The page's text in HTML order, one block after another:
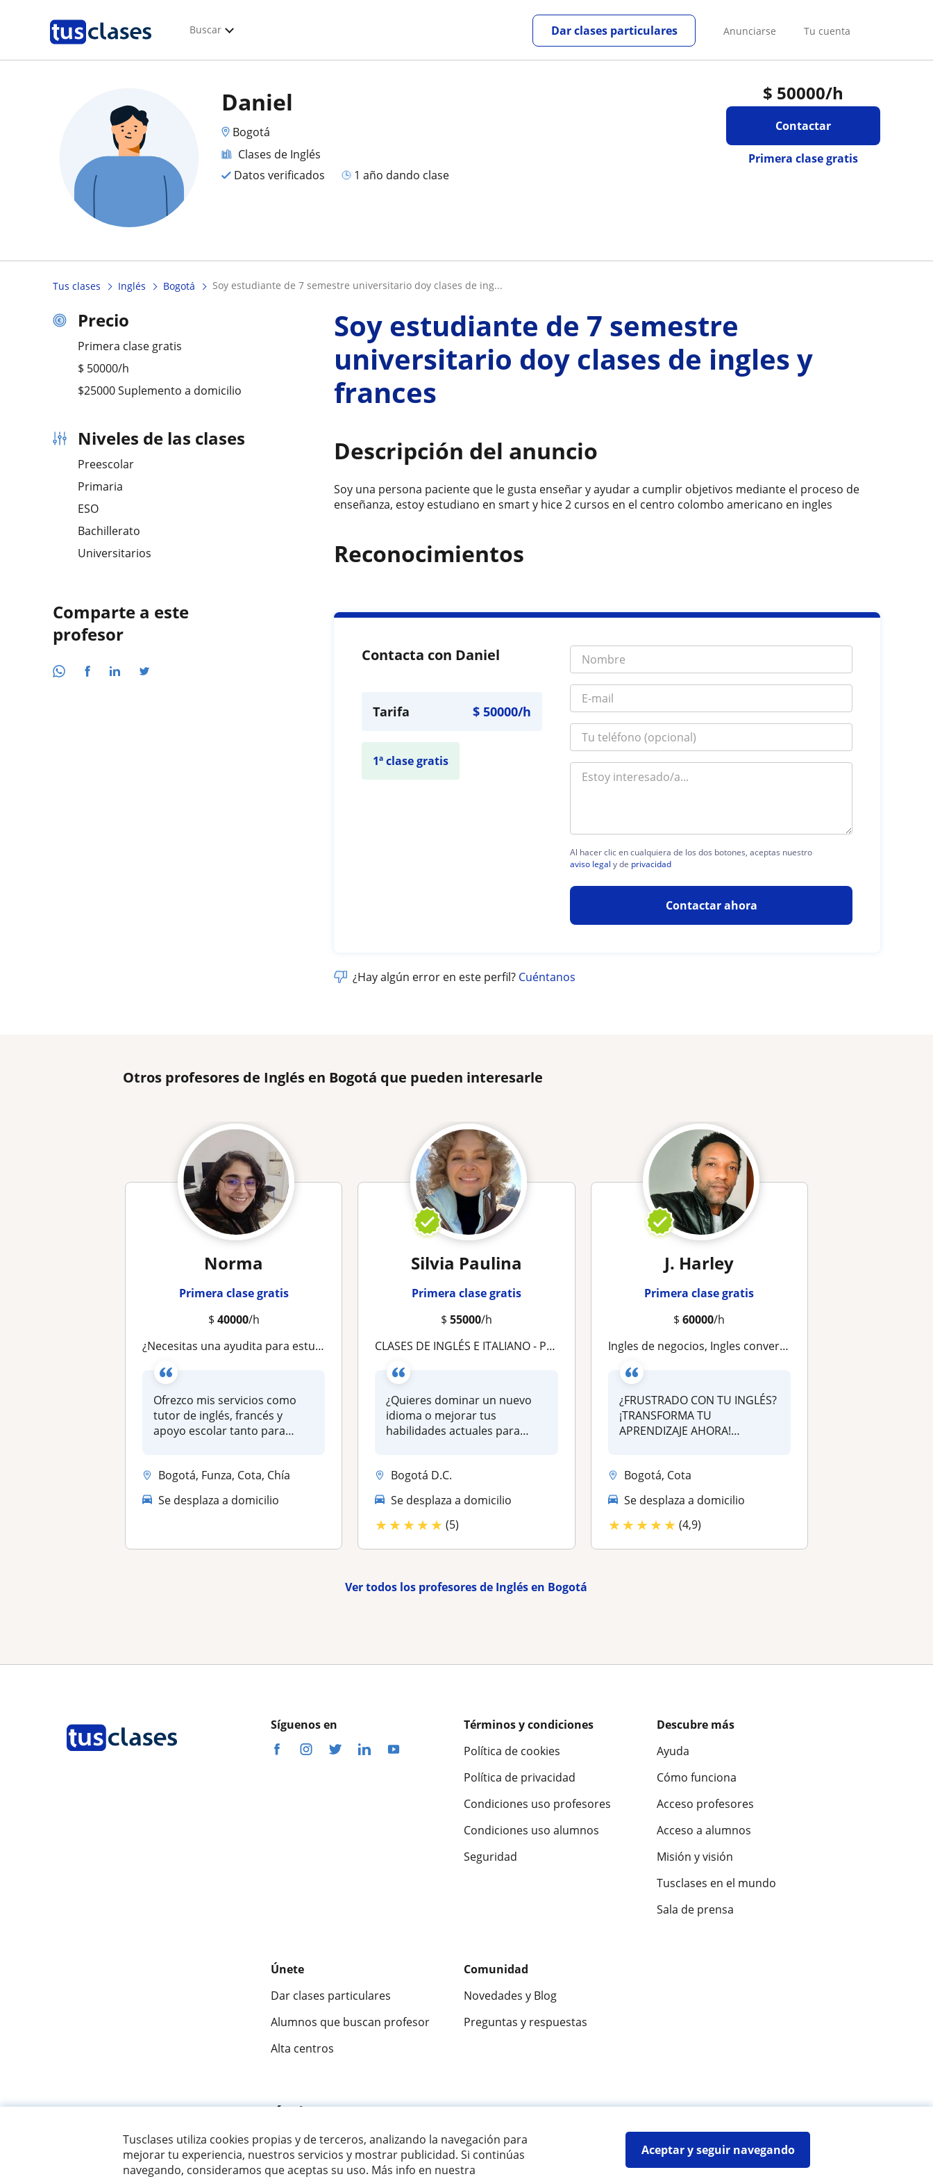
Tusclases utiliza cookies propias y de terceros, analizando la navegación para
mejorar tu experiencia, nuestros servicios y mostrar publicidad. Si continúas
navegando, consideramos que aceptas su uso. Más info en nuestra
Aceptar y seguir navegando
Buscar Anunciarse Tu cuenta
Dar clases particulares
$ 50000/h
Contactar
Primera clase gratis
Daniel
Bogotá
Clases de Inglés
Datos verificados
1 año dando clase
Tus clases Inglés Bogotá soy estudiante de 7 semestre universitario doy clases de ing...
Precio
Primera clase gratis
$ 50000/h
$25000 Suplemento a domicilio
Niveles de las clases
Preescolar
Primaria
ESO
Bachillerato
Universitarios
Comparte a este
profesor
Soy estudiante de 7 semestre
universitario doy clases de ingles y
frances
Descripción del anuncio
Soy una persona paciente que le gusta enseñar y ayudar a cumplir objetivos mediante el proceso de
enseñanza, estoy estudiano en smart y hice 2 cursos en el centro colombo americano en ingles
Reconocimientos
Contacta con Daniel
Tarifa $50000/h
1ª clase gratis
Al hacer clic en cualquiera de los dos botones, aceptas nuestro
aviso legal y de privacidad
Contactar ahora
¿Hay algún error en este perfil? Cuéntanos
Otros profesores de Inglés en Bogotá que pueden interesarle
Norma
Primera clase gratis
$ 40000/h
¿Necesitas una ayudita para estudiar inglés? ¡Aquí yo puedo ayudarte!
Ofrezco mis servicios como
tutor de inglés, francés y
apoyo escolar tanto para
Bogotá, Funza, Cota, Chía
Se desplaza a domicilio
Silvia Paulina
Primera clase gratis
$ 55000/h
CLASES DE INGLÉS E ITALIANO - PARTICULARES Y EN GRUPOS - PRESENCIAL Y VIRTUAL - JÓVENES Y ADULTOS
¿Quieres dominar un nuevo
idioma o mejorar tus
habilidades actuales para
Bogotá D.C.
Se desplaza a domicilio
★★★★★ (5)
J. Harley
Primera clase gratis
$60000/h
Ingles de negocios, Ingles conversacional (A1-C1),Toefl,Ielts, Curso de Pronunciación y Fluidez
¿FRUSTRADO CON TU INGLÉS?
¡TRANSFORMA TU
APRENDIZAJE AHORA!
Bogotá, Cota
Se desplaza a domicilio
★★★★★ (4,9)
Ver todos los profesores de Inglés en Bogotá
Síguenos en
Términos y condiciones
Política de cookies
Política de privacidad
Condiciones uso profesores
Condiciones uso alumnos
Seguridad
Descubre más
Ayuda
Cómo funciona
Acceso profesores
Acceso a alumnos
Misión y visión
Tusclases en el mundo
Sala de prensa
Únete
Dar clases particulares
Alumnos que buscan profesor
Alta centros
Comunidad
Novedades y Blog
Preguntas y respuestas
Fantástica 9,5/10 ★★★★★
© 2007 - 2026 Tusclases.co Mapa web:Profesores particulares